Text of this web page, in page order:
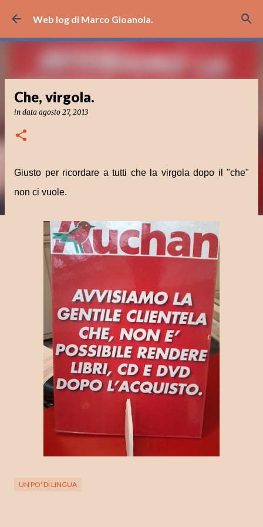
Passa ai contenuti principali
Web log di Marco Gioanola.
Che, virgola.
in data agosto 27, 2013
Giusto per ricordare a tutti che la virgola dopo il "che"
non ci vuole.
UN PO' DI LINGUA